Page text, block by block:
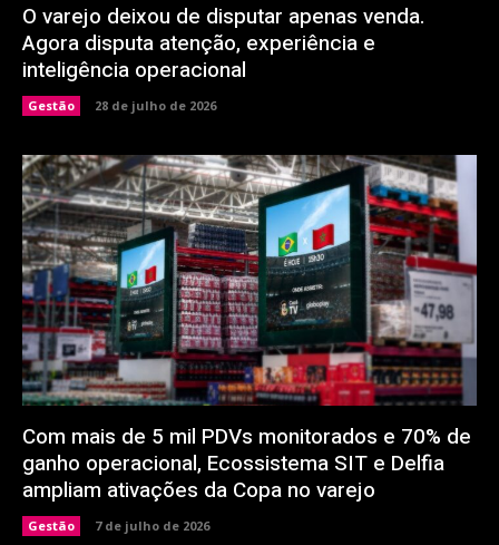
O varejo deixou de disputar apenas venda.
Agora disputa atenção, experiência e
inteligência operacional
Gestão 28 de julho de 2026
Com mais de 5 mil PDVs monitorados e 70% de
ganho operacional, Ecossistema SIT e Delfia
ampliam ativações da Copa no varejo
Gestão 7 de julho de 2026